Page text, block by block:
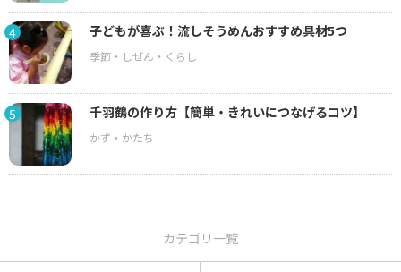
4 子どもが喜ぶ！流しそうめんおすすめ具材5つ
5 千羽鶴の作り方【簡単・きれいにつなげるコツ】
カテゴリ一覧